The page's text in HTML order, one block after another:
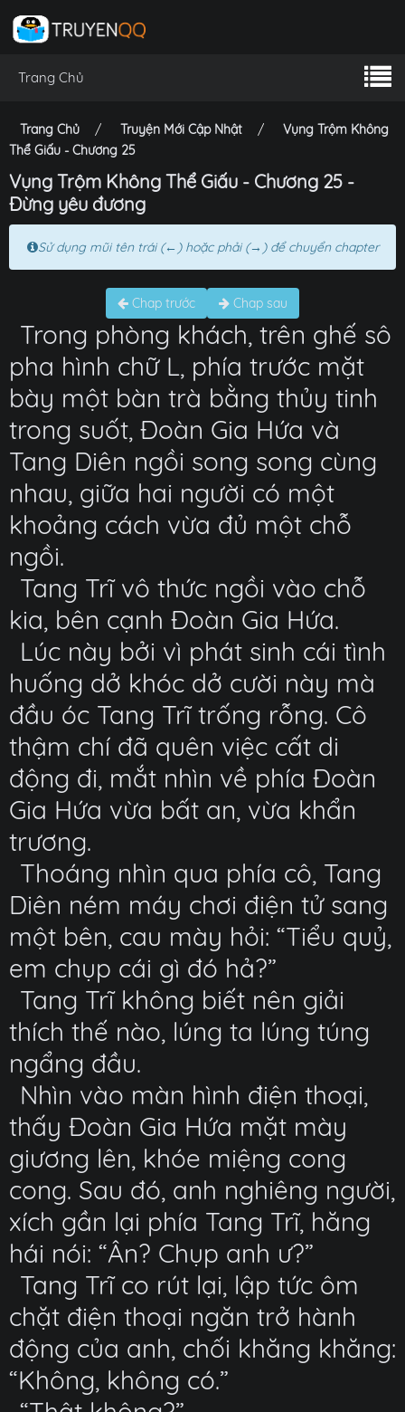
Trang Chủ
Trang Chủ Truyện Mới Cập Nhật
Vụng Trộm Không
Thể Giấu - Chương 25
Vụng Trộm Không Thể Giấu - Chương 25 -
Đừng yêu đương
Sử dụng mũi tên trái (←) hoặc phải (→) để chuyển chapter
Chap trước Chap sau
Trong phòng khách, trên ghế sô
pha hình chữ L, phía trước mặt
bày một bàn trà bằng thủy tinh
trong suốt, Đoàn Gia Hứa và
Tang Diên ngồi song song cùng
nhau, giữa hai người có một
khoảng cách vừa đủ một chỗ
ngồi.
Tang Trĩ vô thức ngồi vào chỗ
kia, bên cạnh Đoàn Gia Hứa.
Lúc này bởi vì phát sinh cái tình
huống dở khóc dở cười này mà
đầu óc Tang Trĩ trống rỗng. Cô
thậm chí đã quên việc cất di
động đi, mắt nhìn về phía Đoàn
Gia Hứa vừa bất an, vừa khẩn
trương.
Thoáng nhìn qua phía cô, Tang
Diên ném máy chơi điện tử sang
một bên, cau mày hỏi: “Tiểu quỷ,
em chụp cái gì đó hả?”
Tang Trĩ không biết nên giải
thích thế nào, lúng ta lúng túng
ngẩng đầu.
Nhìn vào màn hình điện thoại,
thấy Đoàn Gia Hứa mặt mày
giương lên, khóe miệng cong
cong. Sau đó, anh nghiêng người,
xích gần lại phía Tang Trĩ, hăng
hái nói: “Ân? Chụp anh ư?”
Tang Trĩ co rút lại, lập tức ôm
chặt điện thoại ngăn trở hành
động của anh, chối khăng khăng:
“Không, không có.”